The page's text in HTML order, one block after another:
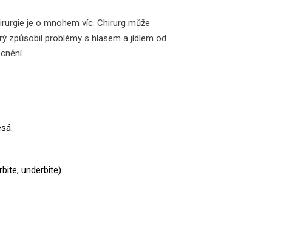
je o mnohem víc. Chirurg může
způsobil problémy s hlasem a jídlem od
underbite).